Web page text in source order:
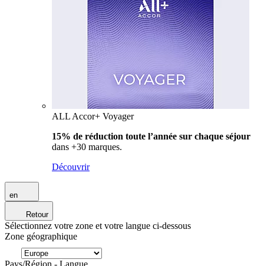
ALL Accor+ Voyager
15% de réduction toute l’année sur chaque séjour
dans +30 marques.
Découvrir
en
Retour
Sélectionnez votre zone et votre langue ci-dessous
Zone géographique
Pays/Région - Langue